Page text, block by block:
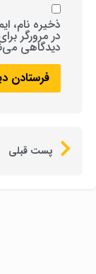
ذخیره نام،
در مرورگر
دیدگاهی
پست قبلی